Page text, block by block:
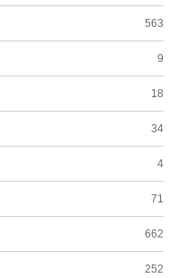
563
9
18
34
4
71
662
252